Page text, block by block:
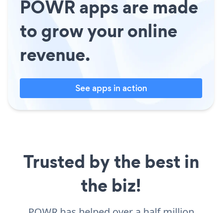
POWR apps are made
to grow your online
revenue.
See apps in action
Trusted by the best in
the biz!